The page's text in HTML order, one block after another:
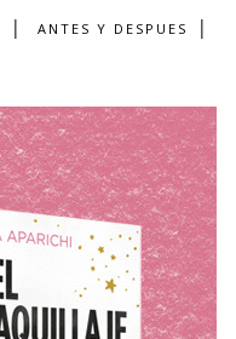
ANTES Y DESPUES